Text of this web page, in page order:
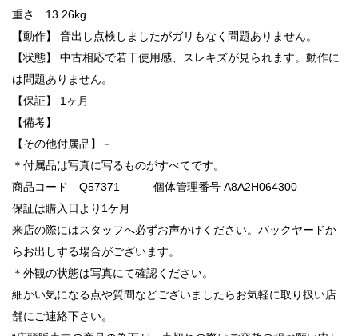
重さ 13.26kg
【動作】 音出し点検しましたがガリもなく問題ありません。
【状態】 中古相応で若干使用感、スレキズが見られます。動作に
は問題ありません。
【保証】 1ヶ月
【備考】
【その他付属品】－
＊付属品は写真に写るものがすべてです。
商品コード Q57371 個体管理番号 A8A2H064300
保証は購入日より1ケ月
来店の際にはスタッフへ必ずお声かけください。バックヤードか
らお出しする場合がございます。
＊外観の状態は写真にて確認ください。
細かい気になる点や質問などございましたらお気軽に取り扱い店
舗にご連絡下さい。